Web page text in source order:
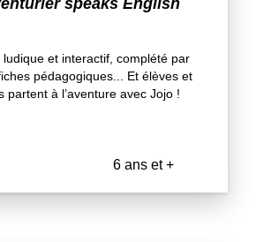
speaks English
ludique et interactif, complété par
pédagogiques... Et élèves et
partent à l’aventure avec Jojo !
6 ans et +